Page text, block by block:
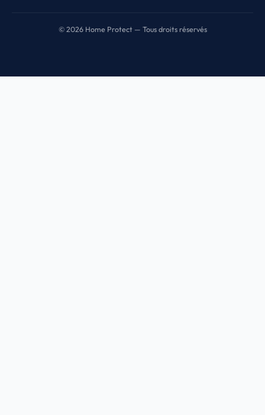
© 2026 Home Protect — Tous droits réservés